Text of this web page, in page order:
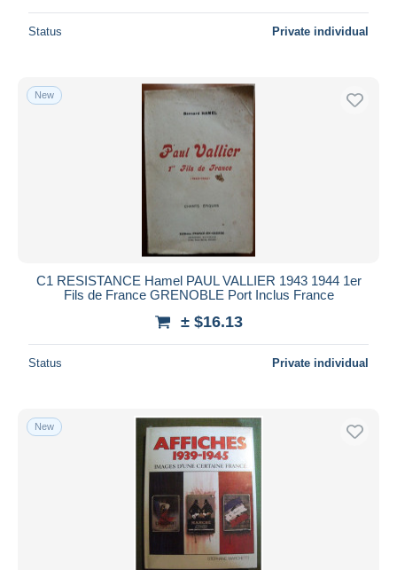
Status Private individual
New
C1 RESISTANCE Hamel PAUL VALLIER 1943 1944 1er
Fils de France GRENOBLE Port Inclus France
± $16.13
Status Private individual
New